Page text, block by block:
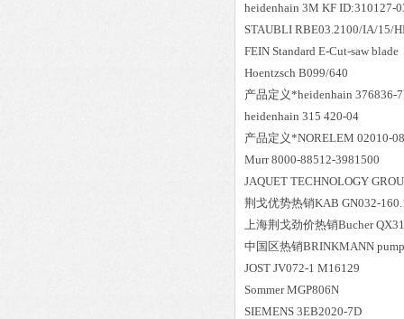
heidenhain 3M KF ID:310127-
STAUBLI RBE03.2100/IA/15/
FEIN Standard E-Cut-saw
Hoentzsch B099/640
产品定义*heidenhain 376836-
heidenhain 315 420-04
产品定义*NORELEM 02010-08
Murr 8000-88512-3981500
JAQUET TECHNOLOGY
荆戈优势热销KAB GN032-
上海荆戈劲价热销Bucher
中国区热销BRINKMANN
JOST JV072-1 M16129
Sommer MGP806N
SIEMENS 3EB2020-7D